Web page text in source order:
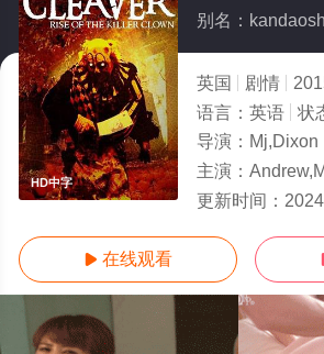
HD中字
英国 剧情
语言： 英语 状
导演： Mj,Dixon
主演：
更新时间：
 在线观看